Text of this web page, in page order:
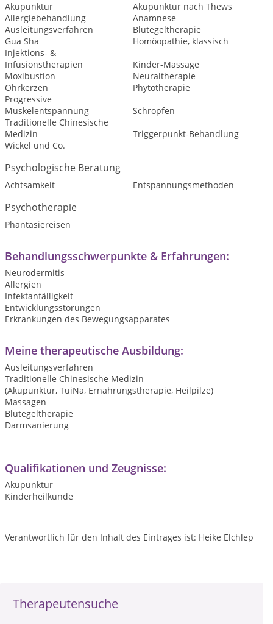
Therapeutensuche
Akupunktur
Akupunktur nach Thews
Allergiebehandlung
Anamnese
Ausleitungsverfahren
Blutegeltherapie
Gua Sha
Homöopathie, klassisch
Injektions- &
Infusionstherapien
Kinder-Massage
Moxibustion
Neuraltherapie
Ohrkerzen
Phytotherapie
Progressive
Muskelentspannung
Schröpfen
Traditionelle Chinesische
Medizin
Triggerpunkt-Behandlung
Wickel und Co.
Psychologische Beratung
Achtsamkeit Entspannungsmethoden
Psychotherapie
Phantasiereisen
Behandlungsschwerpunkte & Erfahrungen:
Neurodermitis
Allergien
Infektanfälligkeit
Entwicklungsstörungen
Erkrankungen des Bewegungsapparates
Meine therapeutische Ausbildung:
Ausleitungsverfahren
Traditionelle Chinesische Medizin
(Akupunktur, TuiNa, Ernährungstherapie, Heilpilze)
Massagen
Blutegeltherapie
Darmsanierung
Qualifikationen und Zeugnisse:
Akupunktur
Kinderheilkunde
Verantwortlich für den Inhalt des Eintrages ist: Heike Elchlep